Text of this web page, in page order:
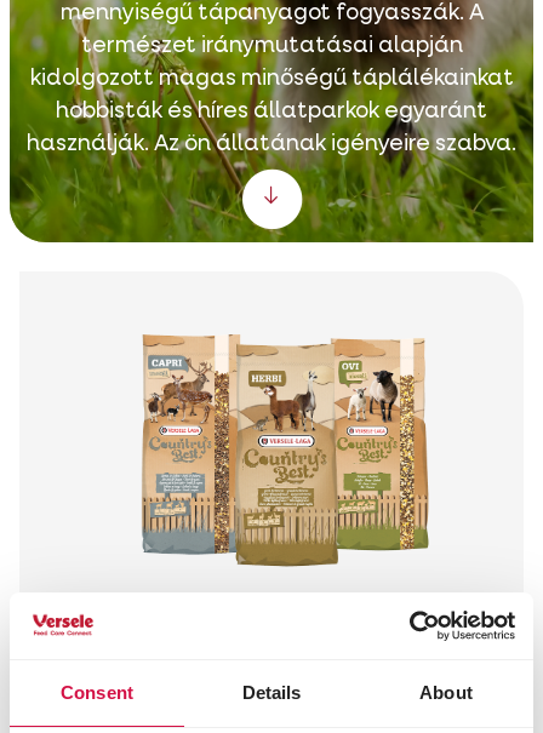
Consent Details About
mennyiségű tápanyagot fogyasszák. A
természet iránymutatásai alapján
kidolgozott magas minőségű táplálékainkat
hobbisták és híres állatparkok egyaránt
használják. Az ön állatának igényeire szabva.
Scroll down
táplálékot növényevő állatának